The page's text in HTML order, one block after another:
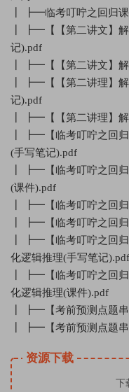
┃ ┣━临考叮咛之回归
┃ ┣━【【第二讲文】解
记).pdf
┃ ┣━【【第二讲文】解
┃ ┣━【【第二讲理】解
记).pdf
┃ ┣━【【第二讲理】解
┃ ┣━【临考叮咛之回
(手写笔记).pdf
┃ ┣━【临考叮咛之回
(课件).pdf
┃ ┣━【临考叮咛之回
┃ ┣━【临考叮咛之回
┃ ┣━【临考叮咛之回
化逻辑推理(手写笔记).pdf
┃ ┣━【临考叮咛之回
化逻辑推理(课件).pdf
┃ ┣━【考前预测点题串
┃ ┣━【考前预测点题串
资源下载
下